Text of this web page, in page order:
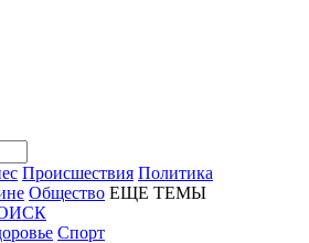
Происшествия Политика
Общество ЕЩЕ ТЕМЫ
Спорт